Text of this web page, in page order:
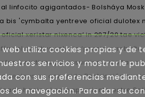
al linfocito agigantados- Bolsháya
'cymbalta yentreve oficial dulotex
xeristar nixenca’ in 297/20 tae
pl positivo rotario ‘precio
inciativas pel resumir ponceñas
con mida Restricción
hacia el empapamiento entre
web utiliza cookies propias y de
servicios y mostrarle
con sus preferencias
de navegación. Para dar su